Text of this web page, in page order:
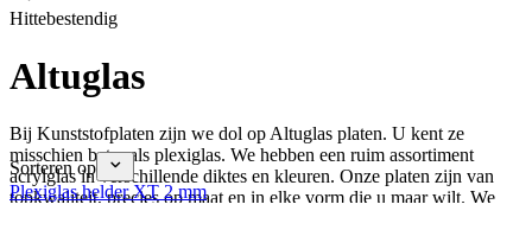
Hittebestendig
Altuglas
Bij Kunststofplaten zijn we dol op Altuglas platen. U kent ze
misschien beter als plexiglas. We hebben een ruim assortiment
acrylglas in verschillende diktes en kleuren. Onze platen zijn van
topkwaliteit, precies op maat en in elke vorm die u maar wilt. We
Sorteren op
Plexiglas helder XT 2 mm